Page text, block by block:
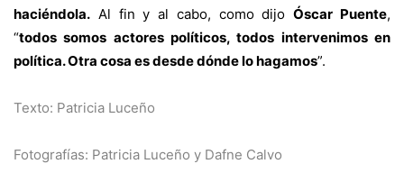
haciéndola. Al fin y al cabo, como dijoÓscar Puente,
“todos somos actores políticos, todos intervenimos en
política. Otra cosa es desde dónde lo hagamos”.
Texto: Patricia Luceño
Fotografías: Patricia Luceño y Dafne Calvo